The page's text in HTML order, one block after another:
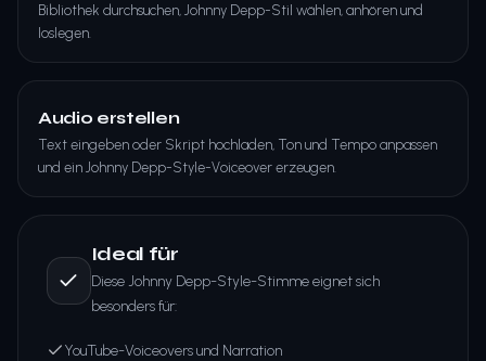
Bibliothek durchsuchen, Johnny Depp-Stil wählen, anhören und
loslegen.
Audio erstellen
Text eingeben oder Skript hochladen, Ton und Tempo anpassen
und ein Johnny Depp-Style-Voiceover erzeugen.
Ideal für
Diese Johnny Depp-Style-Stimme eignet sich
besonders für:
YouTube-Voiceovers und Narration